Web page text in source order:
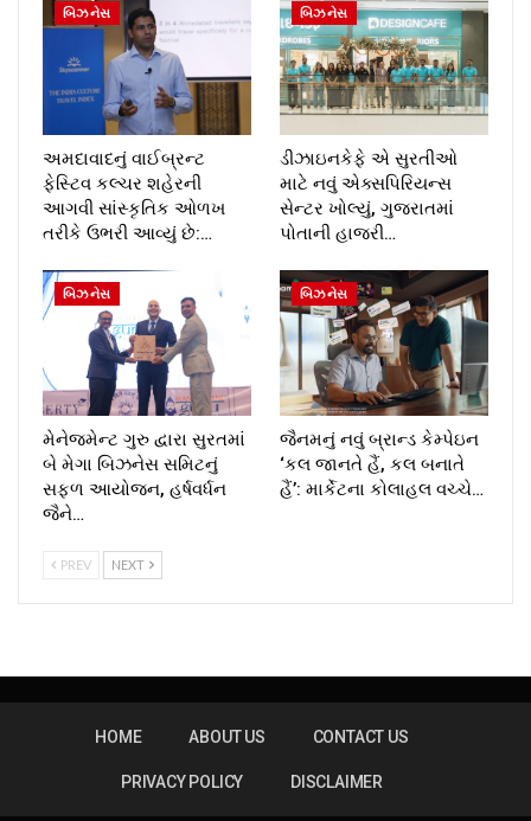
બિઝનેસ
અમદાવાદનું વાઈબ્રન્ટ
ફેસ્ટિવ કલ્ચર શહેરની
આગવી સાંસ્કૃતિક ઓળખ
તરીકે ઉભરી આવ્યું છે:…
બિઝનેસ
ડીઝાઇનકેફે એ સુરતીઓ
માટે નવું એક્સપિરિયન્સ
સેન્ટર ખોલ્યું, ગુજરાતમાં
પોતાની હાજરી…
બિઝનેસ
મેનેજમેન્ટ ગુરુ દ્વારા સુરતમાં
બે મેગા બિઝનેસ સમિટનું
સફળ આયોજન, હર્ષવર્ધન
જૈને…
બિઝનેસ
જૈનમનું નવું બ્રાન્ડ કેમ્પેઇન
‘કલ જાનતે હૈં, કલ બનાતે
હૈં’: માર્કેટના કોલાહલ વચ્ચે…
PREV NEXT
HOME ABOUT US CONTACT US
PRIVACY POLICY DISCLAIMER